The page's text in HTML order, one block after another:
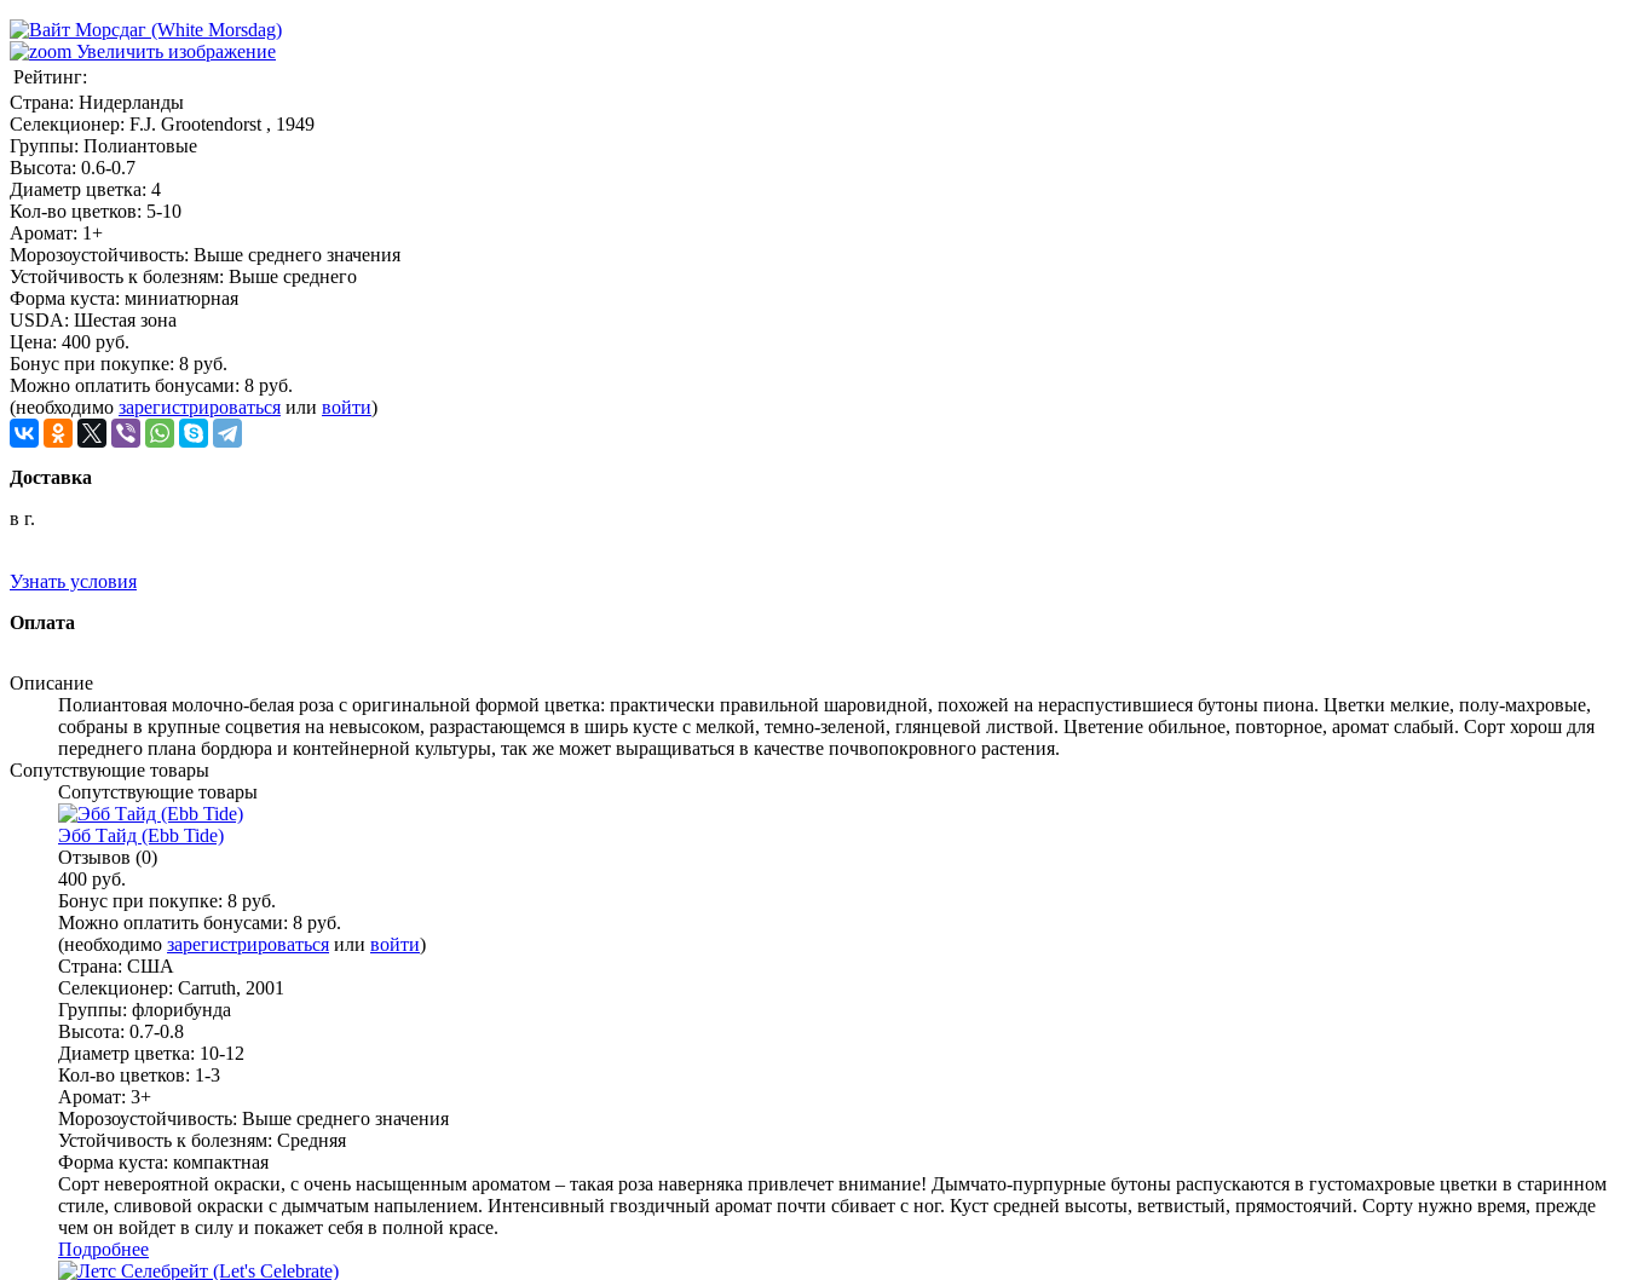
Увеличить изображение
Рейтинг:
Страна: Нидерланды
Селекционер: F.J. Grootendorst , 1949
Группы: Полиантовые
Высота: 0.6-0.7
Диаметр цветка: 4
Кол-во цветков: 5-10
Аромат: 1+
Морозоустойчивость: Выше среднего значения
Устойчивость к болезням: Выше среднего
Форма куста: миниатюрная
USDA: Шестая зона
Цена: 400 руб.
Бонус при покупке: 8 руб.
Можно оплатить бонусами: 8 руб.
(необходимо зарегистрироваться или войти)
Доставка
в г.
Узнать условия
Оплата
Описание
Полиантовая молочно-белая роза с оригинальной формой цветка: практически правильной шаровидной, похожей на нераспустившиеся бутоны пиона. Цветки мелкие, полу-махровые,
собраны в крупные соцветия на невысоком, разрастающемся в ширь кусте с мелкой, темно-зеленой, глянцевой листвой. Цветение обильное, повторное, аромат слабый. Сорт хорош для
переднего плана бордюра и контейнерной культуры, так же может выращиваться в качестве почвопокровного растения.
Сопутствующие товары
Сопутствующие товары
Эбб Тайд (Ebb Tide)
Отзывов (0)
400 руб.
Бонус при покупке: 8 руб.
Можно оплатить бонусами: 8 руб.
(необходимо зарегистрироваться или войти)
Страна: США
Селекционер: Carruth, 2001
Группы: флорибунда
Высота: 0.7-0.8
Диаметр цветка: 10-12
Кол-во цветков: 1-3
Аромат: 3+
Морозоустойчивость: Выше среднего значения
Устойчивость к болезням: Средняя
Форма куста: компактная
Сорт невероятной окраски, с очень насыщенным ароматом – такая роза наверняка привлечет внимание! Дымчато-пурпурные бутоны распускаются в густомахровые цветки в старинном
стиле, сливовой окраски с дымчатым напылением. Интенсивный гвоздичный аромат почти сбивает с ног. Куст средней высоты, ветвистый, прямостоячий. Сорту нужно время, прежде
чем он войдет в силу и покажет себя в полной красе.
Подробнее